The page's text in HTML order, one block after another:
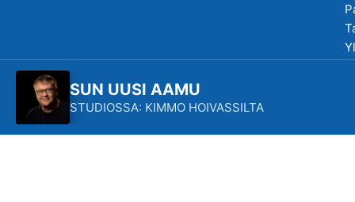
SUN UUSI AAMU
STUDIOSSA: KIMMO HOIVASSILTA